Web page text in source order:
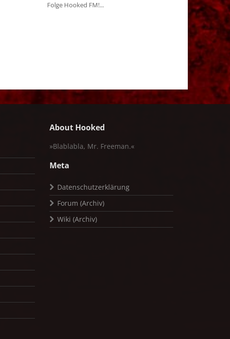
Folge Hooked FM!...
About Hooked
»Blablabla, Mr. Freeman.«
Meta
Datenschutzerklärung
Forum (Archiv)
Wiki (Archiv)